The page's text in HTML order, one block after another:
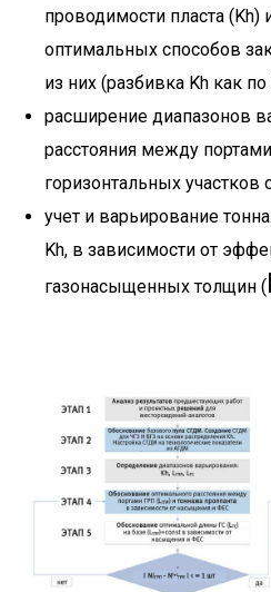
проводимости пласта (Kh)
оптимальных способов
из них (разбивка Kh как по
расширение диапазонов
расстояния между
горизонтальных участков
учет и варьирование
Kh, в зависимости от
газонасыщенных толщин (